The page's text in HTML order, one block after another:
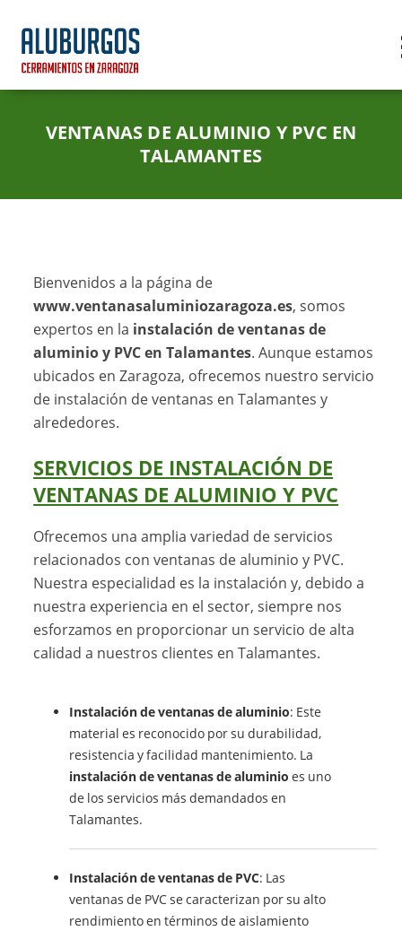
VENTANAS DE ALUMINIO Y PVC EN
TALAMANTES
Bienvenidos a la página de
www.ventanasaluminiozaragoza.es, somos
expertos en la instalación de ventanas de
aluminio y PVC en Talamantes. Aunque estamos
ubicados en Zaragoza, ofrecemos nuestro servicio
de instalación de ventanas en Talamantes y
alrededores.
SERVICIOS DE INSTALACIÓN DE
VENTANAS DE ALUMINIO Y PVC
Ofrecemos una amplia variedad de servicios
relacionados con ventanas de aluminio y PVC.
Nuestra especialidad es la instalación y, debido a
nuestra experiencia en el sector, siempre nos
esforzamos en proporcionar un servicio de alta
calidad a nuestros clientes en Talamantes.
Instalación de ventanas de aluminio: Este
material es reconocido por su durabilidad,
resistencia y facilidad mantenimiento. La
instalación de ventanas de aluminio es uno
de los servicios más demandados en
Talamantes.
Instalación de ventanas de PVC: Las
ventanas de PVC se caracterizan por su alto
rendimiento en términos de aislamiento